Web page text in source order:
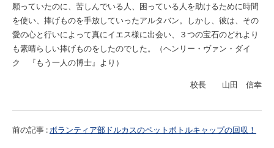
願っていたのに、苦しんでいる人、困っている人を助けるために時間
を使い、捧げものを手放していったアルタバン。しかし、彼は、その
愛の心と行いによって真にイエス様に出会い、３つの宝石のどれより
も素晴らしい捧げものをしたのでした。（ヘンリー・ヴァン・ダイ
ク 『もう一人の博士』より）
校長 山田 信幸
前の記事 :ボランティア部ドルカスのペットボトルキャップの回収！